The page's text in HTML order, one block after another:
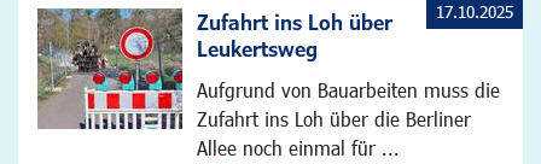
Zufahrt ins Loh über
Leukertsweg
Aufgrund von Bauarbeiten muss die
Zufahrt ins Loh über die Berliner
Allee noch einmal für ...
17.10.2025